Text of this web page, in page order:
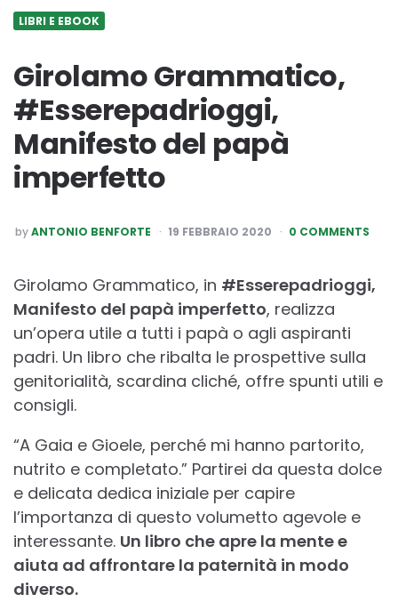
LIBRI E EBOOK
Girolamo Grammatico,
#Esserepadrioggi,
Manifesto del papà
imperfetto
POSTED
BY
byANTONIO BENFORTE 19 FEBBRAIO 2020 0 COMMENTS
Girolamo Grammatico, in #Esserepadrioggi,
Manifesto del papà imperfetto, realizza
un’opera utile a tutti i papà o agli aspiranti
padri. Un libro che ribalta le prospettive sulla
genitorialità, scardina cliché, offre spunti utili e
consigli.
“A Gaia e Gioele, perché mi hanno partorito,
nutrito e completato.” Partirei da questa dolce
e delicata dedica iniziale per capire
l’importanza di questo volumetto agevole e
interessante. Un libro che apre la mente e
aiuta ad affrontare la paternità in modo
diverso.